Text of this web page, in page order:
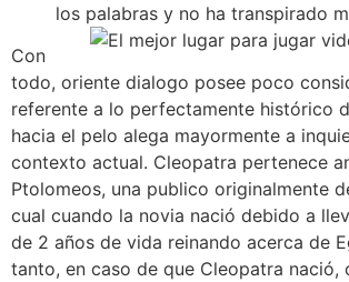
los palabras y no ha transpirado
Con
todo, oriente dialogo posee poco
referente a lo perfectamente histórico
hacia el pelo alega mayormente a
contexto actual. Cleopatra pertenece
Ptolomeos, una publico originalmente
cual cuando la novia nació debido a
de 2 años de vida reinando acerca de
tanto, en caso de que Cleopatra nació,